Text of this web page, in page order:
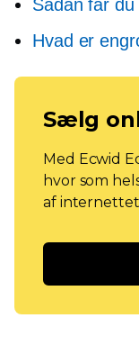
Sådan får
Hvad er
Sælg
Med Ecwid
hvor som
af